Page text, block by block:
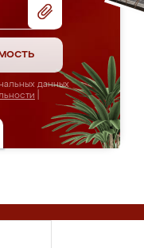
данных